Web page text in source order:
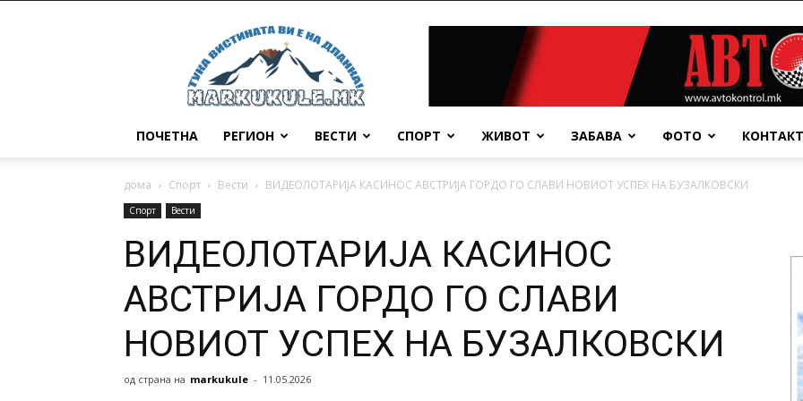
Маркукуле
ПОЧЕТНА РЕГИОН ВЕСТИ СПОРТ ЖИВОТ ЗАБАВА ФОТО КОНТАКТ
дома Спорт Вести ВИДЕОЛОТАРИЈА КАСИНОС АВСТРИЈА ГОРДО ГО СЛАВИ НОВИОТ УСПЕХ НА БУЗАЛКОВСКИ
Спорт Вести
ВИДЕОЛОТАРИЈА КАСИНОС
АВСТРИЈА ГОРДО ГО СЛАВИ
НОВИОТ УСПЕХ НА БУЗАЛКОВСКИ
од страна на markukule - 11.05.2026